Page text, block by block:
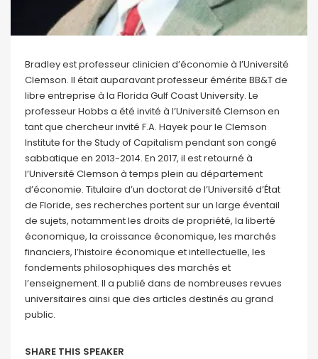
Bradley est professeur clinicien d’économie à l’Université
Clemson. Il était auparavant professeur émérite BB&T de
libre entreprise à la Florida Gulf Coast University. Le
professeur Hobbs a été invité à l’Université Clemson en
tant que chercheur invité F.A. Hayek pour le Clemson
Institute for the Study of Capitalism pendant son congé
sabbatique en 2013-2014. En 2017, il est retourné à
l’Université Clemson à temps plein au département
d’économie. Titulaire d’un doctorat de l’Université d’État
de Floride, ses recherches portent sur un large éventail
de sujets, notamment les droits de propriété, la liberté
économique, la croissance économique, les marchés
financiers, l’histoire économique et intellectuelle, les
fondements philosophiques des marchés et
l’enseignement. Il a publié dans de nombreuses revues
universitaires ainsi que des articles destinés au grand
public.
SHARE THIS SPEAKER